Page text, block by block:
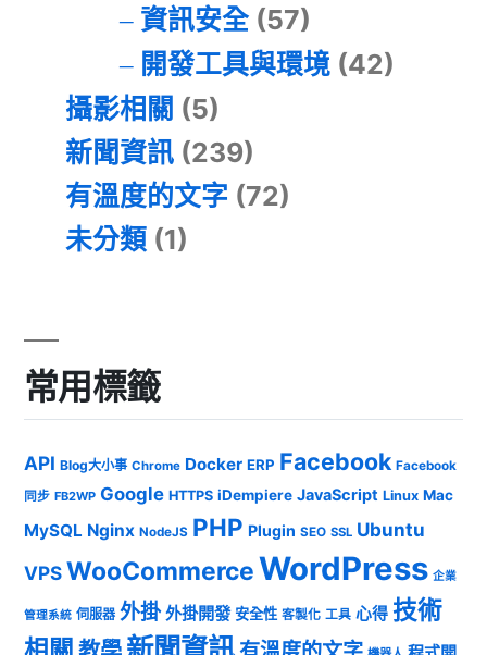
資訊安全(57)
開發工具與環境(42)
攝影相關 (5)
新聞資訊 (239)
有溫度的文字 (72)
未分類 (1)
常用標籤
API Blog大小事 Chrome Docker ERP Facebook Facebook
同步 FB2WP Google HTTPS iDempiere JavaScript Linux Mac
MySQL Nginx NodeJS PHP Plugin SEO SSL Ubuntu
VPSWooCommerceWordPress 企業
管理系統 伺服器 外掛 外掛開發 安全性 客製化 工具 心得 技術
新聞資訊